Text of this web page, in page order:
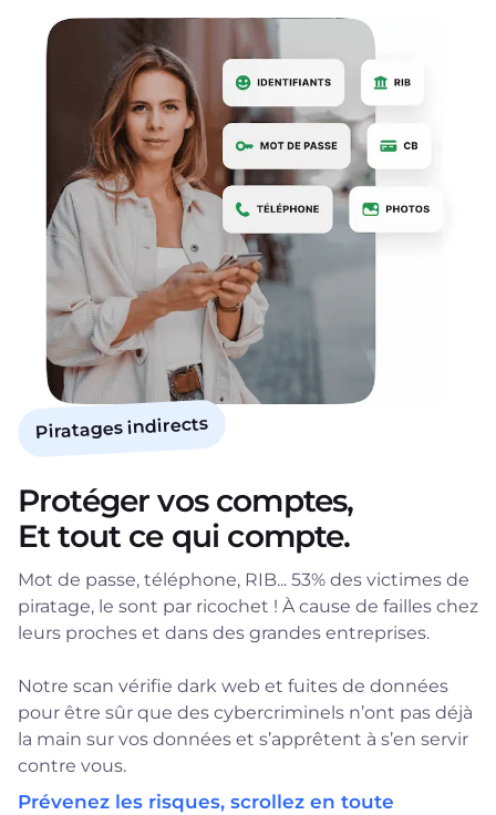
Piratages indirects
Protéger vos comptes,
Et tout ce qui compte.
Mot de passe, téléphone, RIB... 53% des victimes de
piratage, le sont par ricochet ! À cause de failles chez
leurs proches et dans des grandes entreprises.
Notre scan vérifie dark web et fuites de données
pour être sûr que des cybercriminels n’ont pas déjà
la main sur vos données et s’apprêtent à s’en servir
contre vous.
Prévenez les risques, scrollez en toute